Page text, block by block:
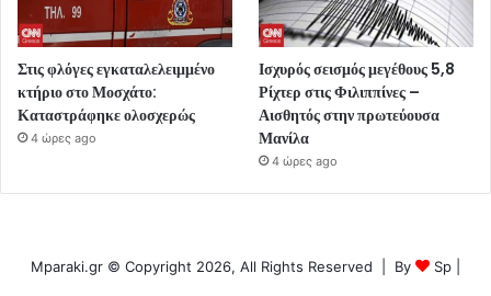
Στις φλόγες εγκαταλελειμμένο
κτήριο στο Μοσχάτο:
Καταστράφηκε ολοσχερώς
4 ώρες ago
Ισχυρός σεισμός μεγέθους 5,8
Ρίχτερ στις Φιλιππίνες –
Αισθητός στην πρωτεύουσα
Μανίλα
4 ώρες ago
Mparaki.gr © Copyright 2026, All Rights Reserved | By Sp